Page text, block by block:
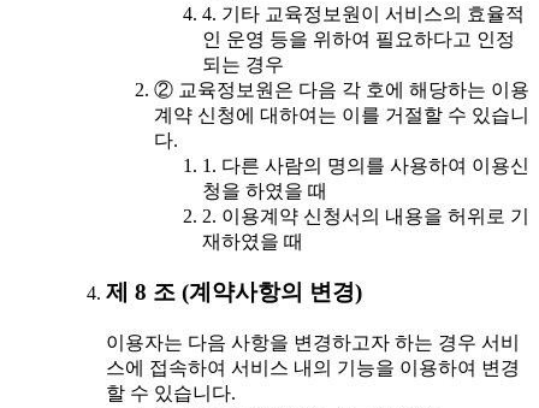
4. 기타 교육정보원이 서비스의 효율적
인 운영 등을 위하여 필요하다고 인정
되는 경우
② 교육정보원은 다음 각 호에 해당하는 이용
계약 신청에 대하여는 이를 거절할 수 있습니
다.
1. 다른 사람의 명의를 사용하여 이용신
청을 하였을 때
2. 이용계약 신청서의 내용을 허위로 기
재하였을 때
제 8 조 (계약사항의 변경)
이용자는 다음 사항을 변경하고자 하는 경우 서비
스에 접속하여 서비스 내의 기능을 이용하여 변경
할 수 있습니다.